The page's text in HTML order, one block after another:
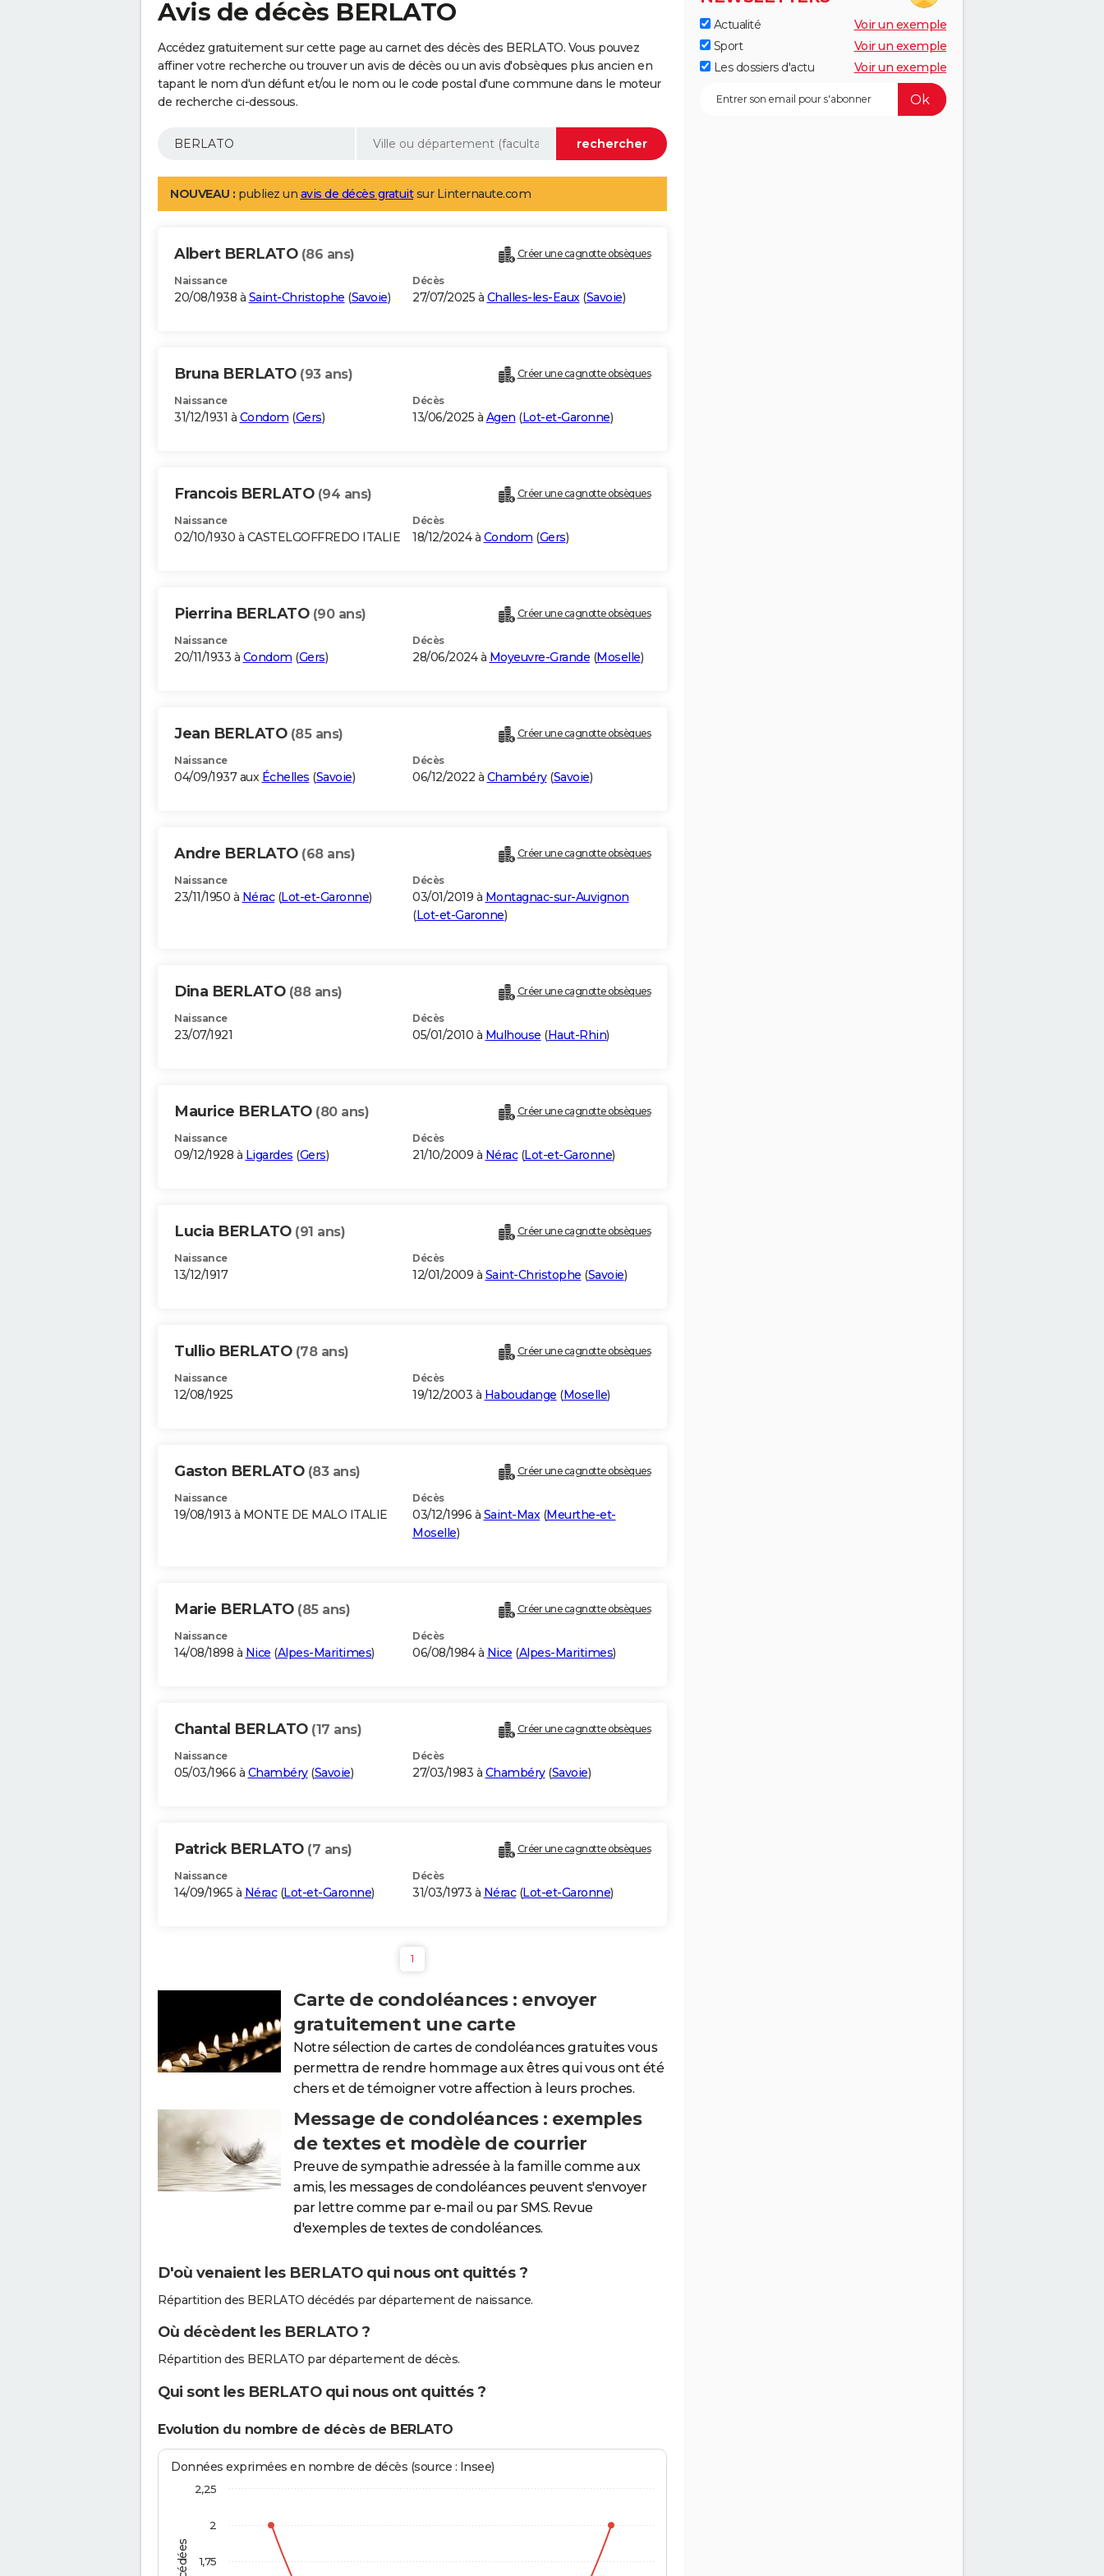
Avis de décès BERLATO
Accédez gratuitement sur cette page au carnet des décès des BERLATO. Vous pouvez
affiner votre recherche ou trouver un avis de décès ou un avis d'obsèques plus ancien en
tapant le nom d'un défunt et/ou le nom ou le code postal d'une commune dans le moteur
de recherche ci-dessous.
NOUVEAU : publiez un avis de décès gratuitsur Linternaute.com
Albert BERLATO (86 ans) Créer une cagnotte obsèques
Naissance
20/08/1938 à Saint-Christophe (Savoie)
Décès
27/07/2025 à Challes-les-Eaux(Savoie)
Bruna BERLATO (93 ans) Créer une cagnotte obsèques
Naissance
31/12/1931 à Condom (Gers)
Décès
13/06/2025 à Agen (Lot-et-Garonne)
Francois BERLATO (94 ans) Créer une cagnotte obsèques
Naissance
02/10/1930 à CASTELGOFFREDO ITALIE
Décès
18/12/2024 à Condom (Gers)
Pierrina BERLATO (90 ans) Créer une cagnotte obsèques
Naissance
20/11/1933 à Condom (Gers)
Décès
28/06/2024 à Moyeuvre-Grande (Moselle)
Jean BERLATO (85 ans) Créer une cagnotte obsèques
Naissance
04/09/1937 aux Échelles (Savoie)
Décès
06/12/2022 à Chambéry(Savoie)
Andre BERLATO (68 ans) Créer une cagnotte obsèques
Naissance
23/11/1950 à Nérac(Lot-et-Garonne)
Décès
03/01/2019 à Montagnac-sur-Auvignon
(Lot-et-Garonne)
Dina BERLATO (88 ans) Créer une cagnotte obsèques
Naissance
23/07/1921
Décès
05/01/2010 à Mulhouse (Haut-Rhin)
Maurice BERLATO (80 ans) Créer une cagnotte obsèques
Naissance
09/12/1928 à Ligardes (Gers)
Décès
21/10/2009 à Nérac(Lot-et-Garonne)
Lucia BERLATO (91 ans) Créer une cagnotte obsèques
Naissance
13/12/1917
Décès
12/01/2009 à Saint-Christophe (Savoie)
Tullio BERLATO (78 ans) Créer une cagnotte obsèques
Naissance
12/08/1925
Décès
19/12/2003 à Haboudange (Moselle)
Gaston BERLATO (83 ans) Créer une cagnotte obsèques
Naissance
19/08/1913 à MONTE DE MALO ITALIE
Décès
03/12/1996 à Saint-Max(Meurthe-et-
Moselle)
Marie BERLATO (85 ans) Créer une cagnotte obsèques
Naissance
14/08/1898 à Nice (Alpes-Maritimes)
Décès
06/08/1984 à Nice (Alpes-Maritimes)
Chantal BERLATO (17 ans) Créer une cagnotte obsèques
Naissance
05/03/1966 à Chambéry(Savoie)
Décès
27/03/1983 à Chambéry(Savoie)
Patrick BERLATO (7 ans) Créer une cagnotte obsèques
Naissance
14/09/1965 à Nérac(Lot-et-Garonne)
Décès
31/03/1973 à Nérac(Lot-et-Garonne)
1
Carte de condoléances : envoyer
gratuitement une carte
Notre sélection de cartes de condoléances gratuites vous
permettra de rendre hommage aux êtres qui vous ont été
chers et de témoigner votre affection à leurs proches.
Message de condoléances : exemples
de textes et modèle de courrier
Preuve de sympathie adressée à la famille comme aux
amis, les messages de condoléances peuvent s'envoyer
par lettre comme par e-mail ou par SMS. Revue
d'exemples de textes de condoléances.
D'où venaient les BERLATO qui nous ont quittés ?
Répartition des BERLATO décédés par département de naissance.
Où décèdent les BERLATO ?
Répartition des BERLATO par département de décès.
Qui sont les BERLATO qui nous ont quittés ?
Evolution du nombre de décès de BERLATO
Données exprimées en nombre de décès (source : Insee)
1,75
2
2,25
Actualité
Voir un exemple
Sport
Voir un exemple
Les dossiers d'actu
Voir un exemple